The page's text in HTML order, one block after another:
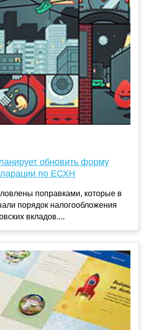
обновить форму
по ЕСХН
поправками, которые в
порядок налогообложения
вкладов....